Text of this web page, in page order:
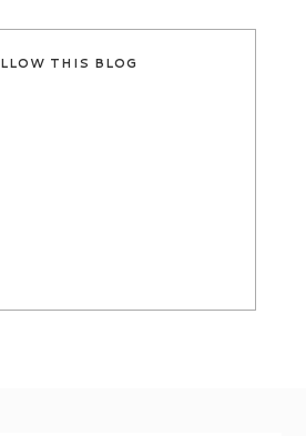
THIS BLOG